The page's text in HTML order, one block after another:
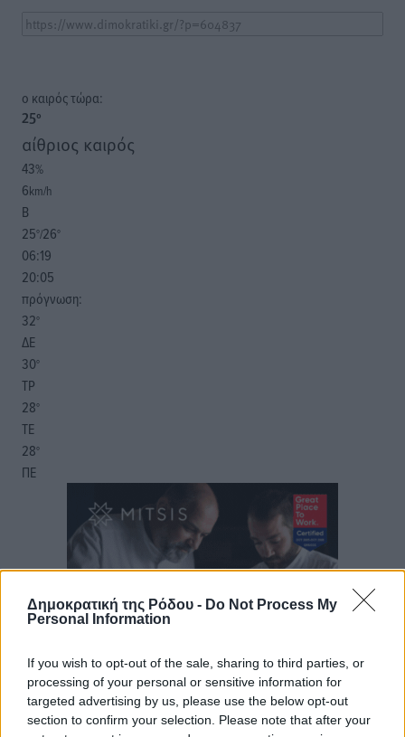
Δημοκρατική της Ρόδου - Do Not Process My
Personal Information
If you wish to opt-out of the sale, sharing to third parties, or
processing of your personal or sensitive information for
targeted advertising by us, please use the below opt-out
section to confirm your selection. Please note that after your
o καιρός τώρα:
25°
αίθριος καιρός
43%
6km/h
Β
25°/26°
06:19
20:05
πρόγνωση:
32°
ΔΕ
30°
ΤΡ
28°
ΤΕ
28°
ΠΕ